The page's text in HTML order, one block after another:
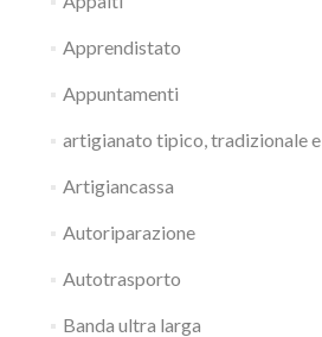
Apprendistato
Appuntamenti
artigianato tipico, tradizionale
Artigiancassa
Autoriparazione
Autotrasporto
Banda ultra larga